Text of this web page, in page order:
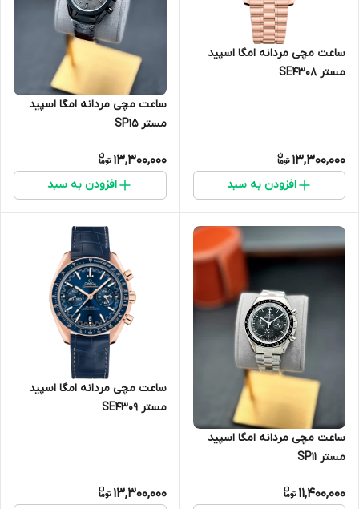
ساعت مچی مردانه امگا اسپید
مستر SE4308
13,300,000
افزودن به سبد
ساعت مچی مردانه امگا اسپید
مستر SP15
13,300,000
افزودن به سبد
ساعت مچی مردانه امگا اسپید
مستر SP11
11,400,000
ساعت مچی مردانه امگا اسپید
مستر SE4309
13,300,000